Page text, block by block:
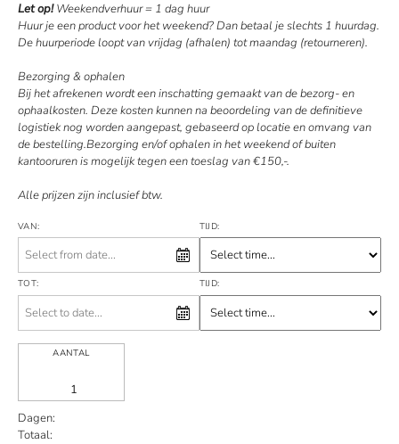
Let op!Weekendverhuur = 1 dag huur
Huur je een product voor het weekend? Dan betaal je slechts 1 huurdag.
De huurperiode loopt van vrijdag (afhalen) tot maandag (retourneren).
Bezorging & ophalen
Bij het afrekenen wordt een inschatting gemaakt van de bezorg- en
ophaalkosten. Deze kosten kunnen na beoordeling van de definitieve
logistiek nog worden aangepast, gebaseerd op locatie en omvang van
de bestelling.Bezorging en/of ophalen in het weekend of buiten
kantooruren is mogelijk tegen een toeslag van €150,-.
Alle prijzen zijn inclusief btw.
VAN: TIJD:
TOT: TIJD:
AANTAL
Dagen:
Totaal: